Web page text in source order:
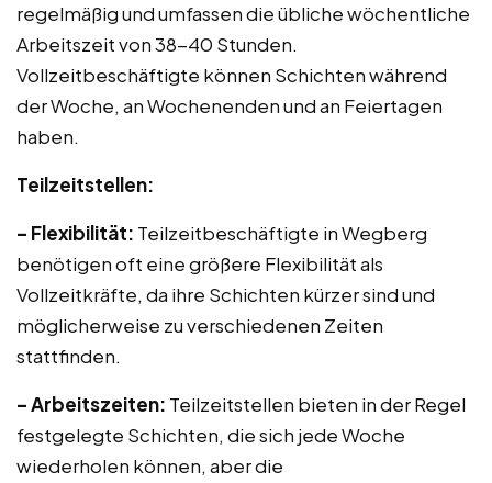
regelmäßig und umfassen die übliche wöchentliche
Arbeitszeit von 38-40 Stunden.
Vollzeitbeschäftigte können Schichten während
der Woche, an Wochenenden und an Feiertagen
haben.
Teilzeitstellen:
– Flexibilität: Teilzeitbeschäftigte in Wegberg
benötigen oft eine größere Flexibilität als
Vollzeitkräfte, da ihre Schichten kürzer sind und
möglicherweise zu verschiedenen Zeiten
stattfinden.
– Arbeitszeiten: Teilzeitstellen bieten in der Regel
festgelegte Schichten, die sich jede Woche
wiederholen können, aber die